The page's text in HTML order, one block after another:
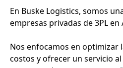
En Buske Logistics, somos
empresas privadas de 3PL
Nos enfocamos en optimizar
costos y ofrecer un servicio